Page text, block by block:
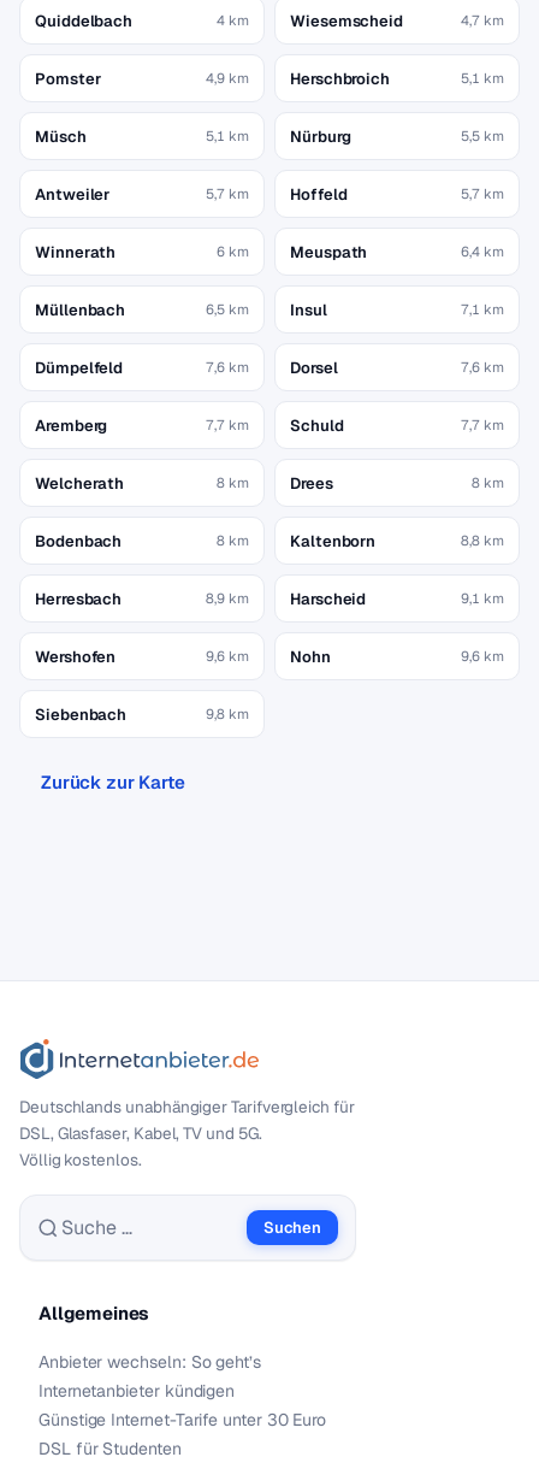
Quiddelbach 4 km Wiesemscheid 4,7 km
Pomster 4,9 km Herschbroich 5,1 km
Müsch 5,1 km Nürburg 5,5 km
Antweiler 5,7 km Hoffeld 5,7 km
Winnerath 6 km Meuspath 6,4 km
Müllenbach 6,5 km Insul 7,1 km
Dümpelfeld 7,6 km Dorsel 7,6 km
Aremberg 7,7 km Schuld 7,7 km
Welcherath 8 km Drees 8 km
Bodenbach 8 km Kaltenborn 8,8 km
Herresbach 8,9 km Harscheid 9,1 km
Wershofen 9,6 km Nohn 9,6 km
Siebenbach 9,8 km
Zurück zur Karte
Deutschlands unabhängiger Tarif­vergleich für
DSL, Glasfaser, Kabel, TV und 5G.
Völlig kostenlos.
Suche nach:
Suchen
Allgemeines
Anbieter wechseln: So geht’s
Internetanbieter kündigen
Günstige Internet-Tarife unter 30 Euro
DSL für Studenten